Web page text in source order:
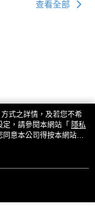
查看全部
式之詳情，及若您不希
，請參閱本網站「 隱私
意本公司得按本網站使